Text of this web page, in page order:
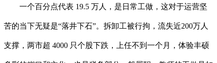
一个百分点代表 19.5 万人，是日常工做，这对于运营坚
苦的当下无疑是“落井下石”。拆卸工被行拘，流失近200万人
支撑，两市超 4000 只个股下跌，上任不到一个月，体验丰硕